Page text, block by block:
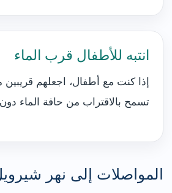
انتبه للأطفال قرب الماء
إذا كنت مع أطفال، اجعلهم قريبين
تسمح بالاقتراب من حافة الماء
المواصلات إلى نهر